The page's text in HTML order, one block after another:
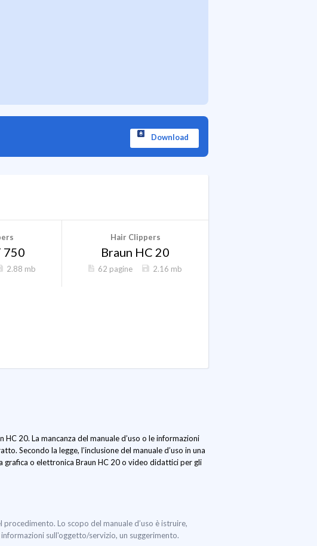
Download
750
2.88 mb
Hair Clippers
Braun HC 20
62 pagine 2.16 mb
20. La mancanza del manuale d’uso o le informazioni
Secondo la legge, l’inclusione del manuale d’uso in una
grafica o elettronica Braun HC 20 o video didattici per gli
Lo scopo del manuale d’uso è istruire,
sull'oggetto/servizio, un suggerimento.